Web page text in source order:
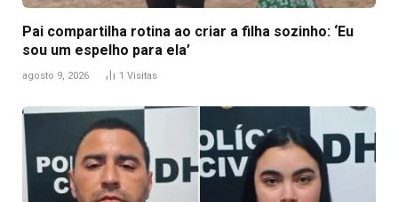
Pai compartilha rotina ao criar a filha sozinho: ‘Eu
sou um espelho para ela’
agosto 9, 2026 1 Visitas